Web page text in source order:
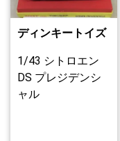
ディンキートイズ
1/43 シトロエン
DS プレジデンシ
ャル